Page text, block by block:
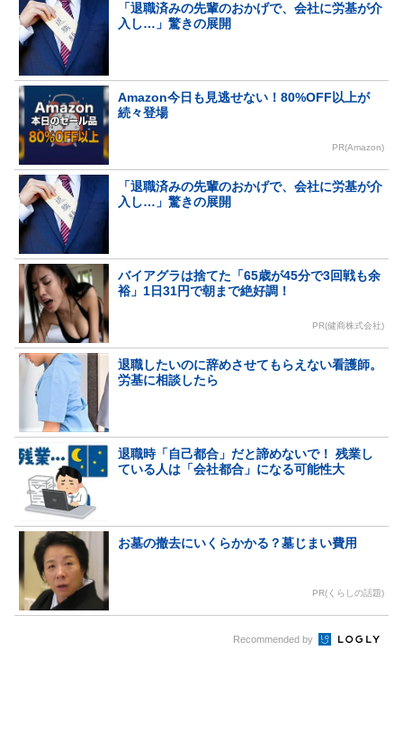
「退職済みの先輩のおかげで、会社に労基が介
入し…」驚きの展開
Amazon今日も見逃せない！80%OFF以上が
続々登場
PR(Amazon)
「退職済みの先輩のおかげで、会社に労基が介
入し…」驚きの展開
バイアグラは捨てた「65歳が45分で3回戦も余
裕」1日31円で朝まで絶好調！
PR(健商株式会社)
退職したいのに辞めさせてもらえない看護師。
労基に相談したら
退職時「自己都合」だと諦めないで！ 残業し
ている人は「会社都合」になる可能性大
お墓の撤去にいくらかかる？墓じまい費用
PR(くらしの話題)
Recommended by